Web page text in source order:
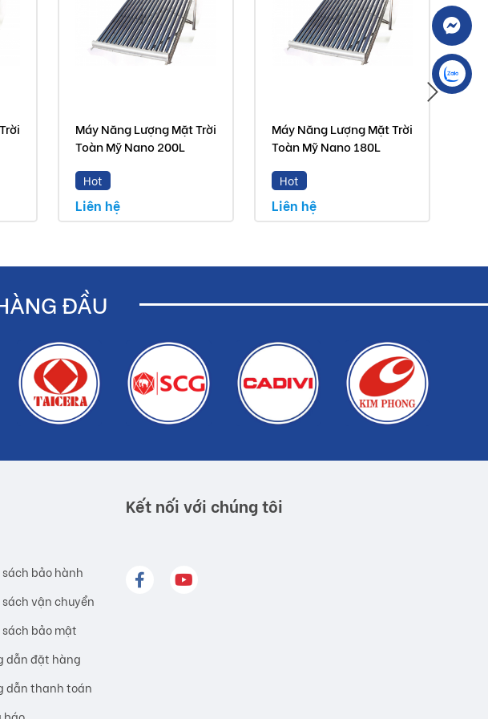
phẩm bồn nước
và ánh sáng.
Máy Năng Lượng Mặt Trời
Toàn Mỹ Nano 200L
Hot
Liên hệ
Máy Năng Lượng Mặt Trời
Toàn Mỹ Nano 180L
Hot
Liên hệ
ĐẦU
bảo hành
vận chuyển
bảo mật
dẫn đặt hàng
dẫn thanh toán
Kết nối với chúng tôi